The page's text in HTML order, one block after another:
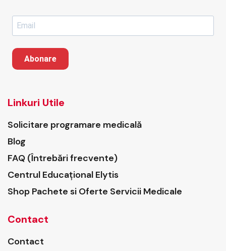
Abonare
Linkuri Utile
Solicitare programare medicală
Blog
FAQ (Întrebări frecvente)
Centrul Educațional Elytis
Shop Pachete si Oferte Servicii Medicale
Contact
Contact